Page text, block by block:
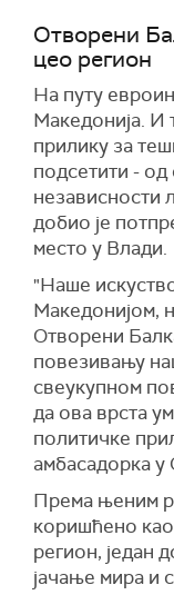
Отворени
цео регион
На путу
Македонија. И
прилику за
подсетити -
независности
добио је
место у Влади.
"Наше
Македонијом,
Отворени
повезивању
свеукупном
да ова врста
политичке
амбасадорка
Према њеним
коришћено
регион, један
јачање мира и